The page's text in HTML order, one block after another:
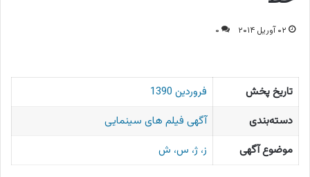
۰۲ آوریل ۲۰۱۴ ۰
تاریخ پخش
فروردین 1390
دسته‌بندی
آگهی فیلم های سینمایی
موضوع آگهی
ز، ژ، س، ش